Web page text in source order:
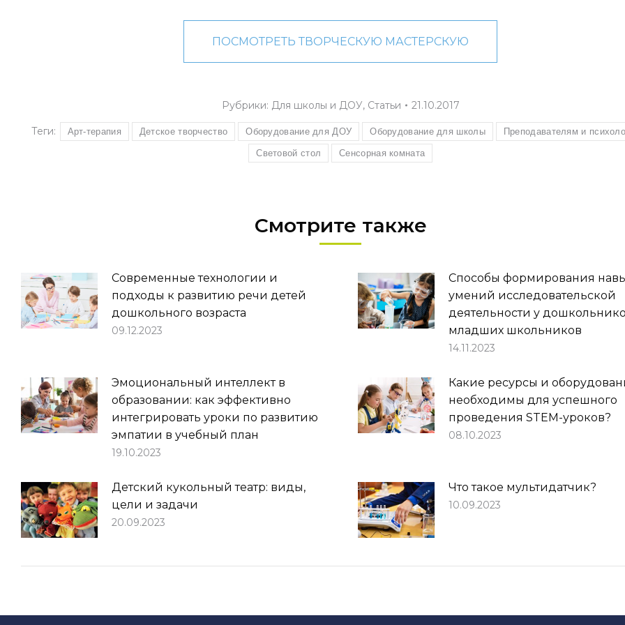
ПОСМОТРЕТЬ ТВОРЧЕСКУЮ МАСТЕРСКУЮ
Рубрики: Для школы и ДОУ, Статьи 21.10.2017
Теги: Арт-терапия Детское творчество Оборудование для ДОУ Оборудование для школы Преподавателям и
Световой стол Сенсорная комната
Смотрите также
Современные технологии и
подходы к развитию речи детей
дошкольного возраста
09.12.2023
Способы формирования
умений исследовательской
деятельности у
младших школьников
14.11.2023
Эмоциональный интеллект в
образовании: как эффективно
интегрировать уроки по развитию
эмпатии в учебный план
19.10.2023
Какие ресурсы и
необходимы для успешного
проведения STEM-уроков?
08.10.2023
Детский кукольный театр: виды,
цели и задачи
20.09.2023
Что такое мультидатчик?
10.09.2023